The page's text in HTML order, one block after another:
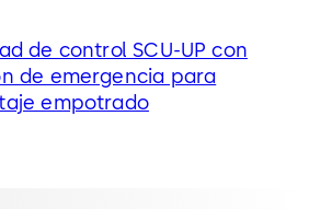
de control SCU-UP con
de emergencia para
empotrado